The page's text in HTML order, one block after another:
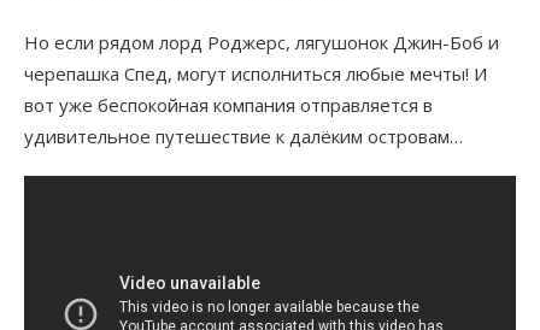
Но если рядом лорд Роджерс, лягушонок Джин-Боб и
черепашка Спед, могут исполниться любые мечты! И
вот уже беспокойная компания отправляется в
удивительное путешествие к далёким островам…